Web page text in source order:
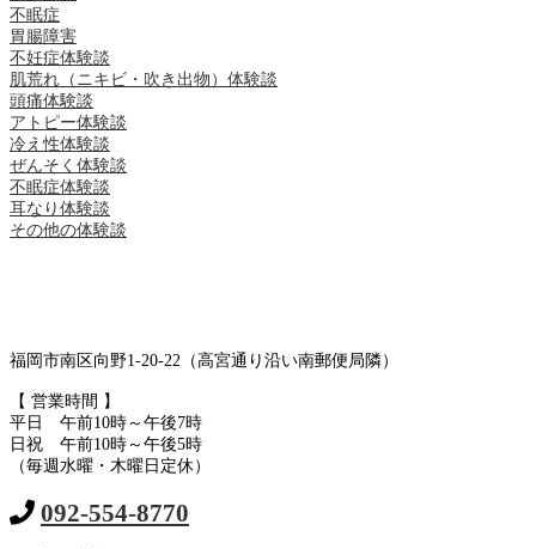
不眠症
胃腸障害
不妊症体験談
肌荒れ（ニキビ・吹き出物）体験談
頭痛体験談
アトピー体験談
冷え性体験談
ぜんそく体験談
不眠症体験談
耳なり体験談
その他の体験談
福岡市南区向野1-20-22（高宮通り沿い南郵便局隣）
【 営業時間 】
平日 午前10時～午後7時
日祝 午前10時～午後5時
（毎週水曜・木曜日定休）
092-554-8770